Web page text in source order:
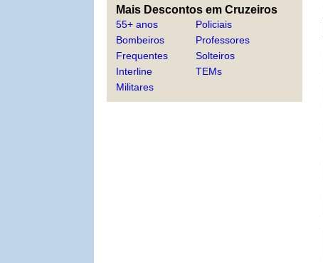
Mais Descontos em Cruzeiros
55+ anos
Bombeiros
Frequentes
Interline
Militares
Policiais
Professores
Solteiros
TEMs